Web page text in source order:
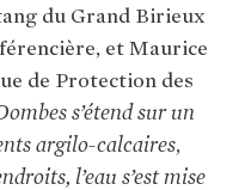
du Grand Birieux
et Maurice
de Protection des
s’étend sur un
argilo-calcaires,
l’eau s’est mise